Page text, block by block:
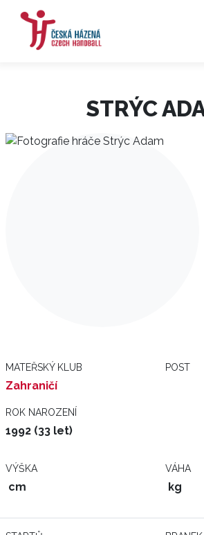
STRÝC
MATEŘSKÝ KLUB
Zahraničí
POST
ROK NAROZENÍ
1992 (33 let)
VÝŠKA
cm
VÁHA
kg